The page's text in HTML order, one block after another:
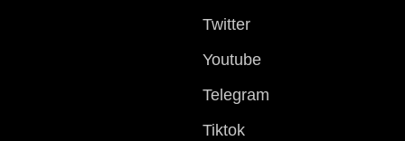
Twitter
Youtube
Telegram
Tiktok